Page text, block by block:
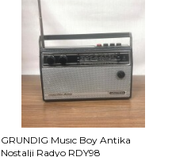
GRUNDIG Musıc Boy Antika
Nostalji Radyo RDY98